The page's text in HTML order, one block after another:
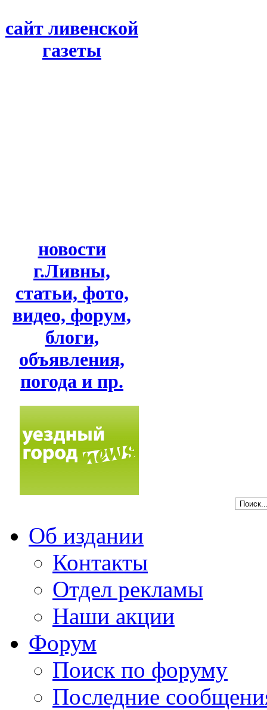
сайт ливенской
газеты
новости
г.Ливны,
статьи, фото,
видео, форум,
блоги,
объявления,
погода и пр.
Об издании
Контакты
Отдел рекламы
Наши акции
Форум
Поиск по форуму
Последние